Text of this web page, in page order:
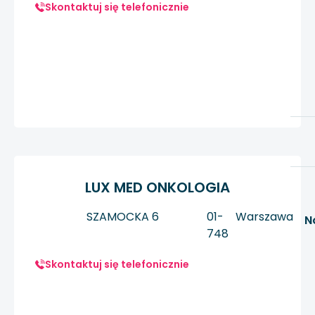
Skontaktuj się telefonicznie
LUX MED ONKOLOGIA
SZAMOCKA 6
01-
748
Warszawa
Skontaktuj się telefonicznie